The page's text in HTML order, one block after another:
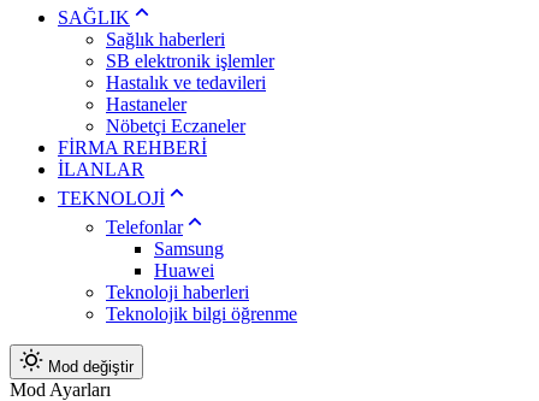
SAĞLIK
Sağlık haberleri
SB elektronik işlemler
Hastalık ve tedavileri
Hastaneler
Nöbetçi Eczaneler
FİRMA REHBERİ
İLANLAR
TEKNOLOJİ
Telefonlar
Samsung
Huawei
Teknoloji haberleri
Teknolojik bilgi öğrenme
Mod değiştir
Mod Ayarları